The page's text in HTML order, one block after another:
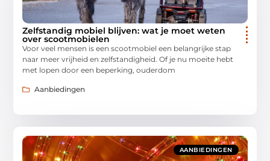
Zelfstandig mobiel blijven: wat je moet weten
over scootmobielen
Voor veel mensen is een scootmobiel een belangrijke stap
naar meer vrijheid en zelfstandigheid. Of je nu moeite hebt
met lopen door een beperking, ouderdom
Aanbiedingen
AANBIEDINGEN